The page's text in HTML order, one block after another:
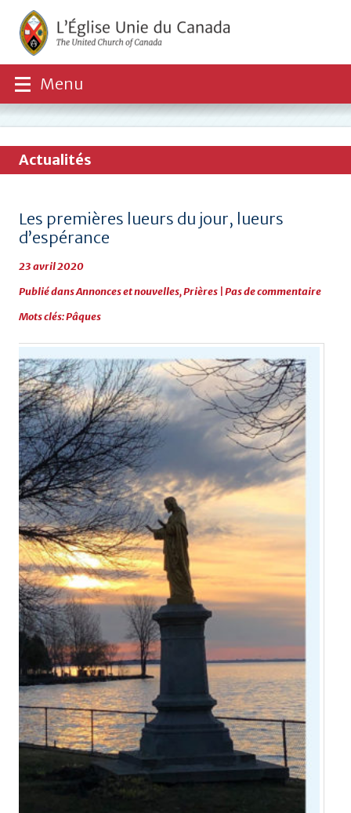
Menu
Actualités
Les premières lueurs du jour, lueurs
d’espérance
23 avril 2020
Publié dansAnnonces et nouvelles,Prières Pas de commentaire
Mots clés:Pâques